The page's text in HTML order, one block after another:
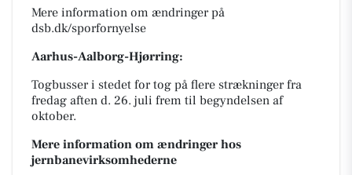
Mere information om ændringer på
dsb.dk/sporfornyelse
Aarhus-Aalborg-Hjørring:
Togbusser i stedet for tog på flere strækninger fra
fredag aften d. 26. juli frem til begyndelsen af
oktober.
Mere information om ændringer hos
jernbanevirksomhederne